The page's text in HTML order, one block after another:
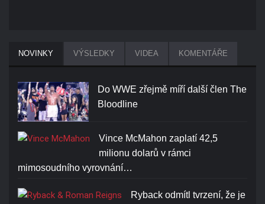
NOVINKY VÝSLEDKY VIDEA KOMENTÁŘE
Do WWE zřejmě míří další člen The
Bloodline
Vince McMahon zaplatí 42,5
milionu dolarů v rámci
mimosoudního vyrovnání…
Ryback odmítl tvrzení, že je